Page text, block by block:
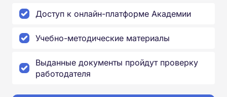
Доступ к онлайн-платформе Академии
Учебно-методические материалы
Выданные документы пройдут проверку
работодателя